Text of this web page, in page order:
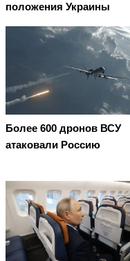
положения Украины
Более 600 дронов ВСУ
атаковали Россию